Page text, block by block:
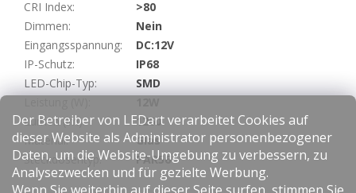
Der Betreiber von LEDart verarbeitet Cookies auf
dieser Website als Administrator personenbezogener
Daten, um die Website-Umgebung zu verbessern, zu
Analysezwecken und für gezielte Werbung.
CRI Index:
>80
Dimmen:
Nein
Eingangsspannung:
DC:12V
IP-Schutz:
IP68
LED-Chip-Typ:
SMD
Lumen (lm):
1260
Material:
Glas
Steckdosentyp: PAR56